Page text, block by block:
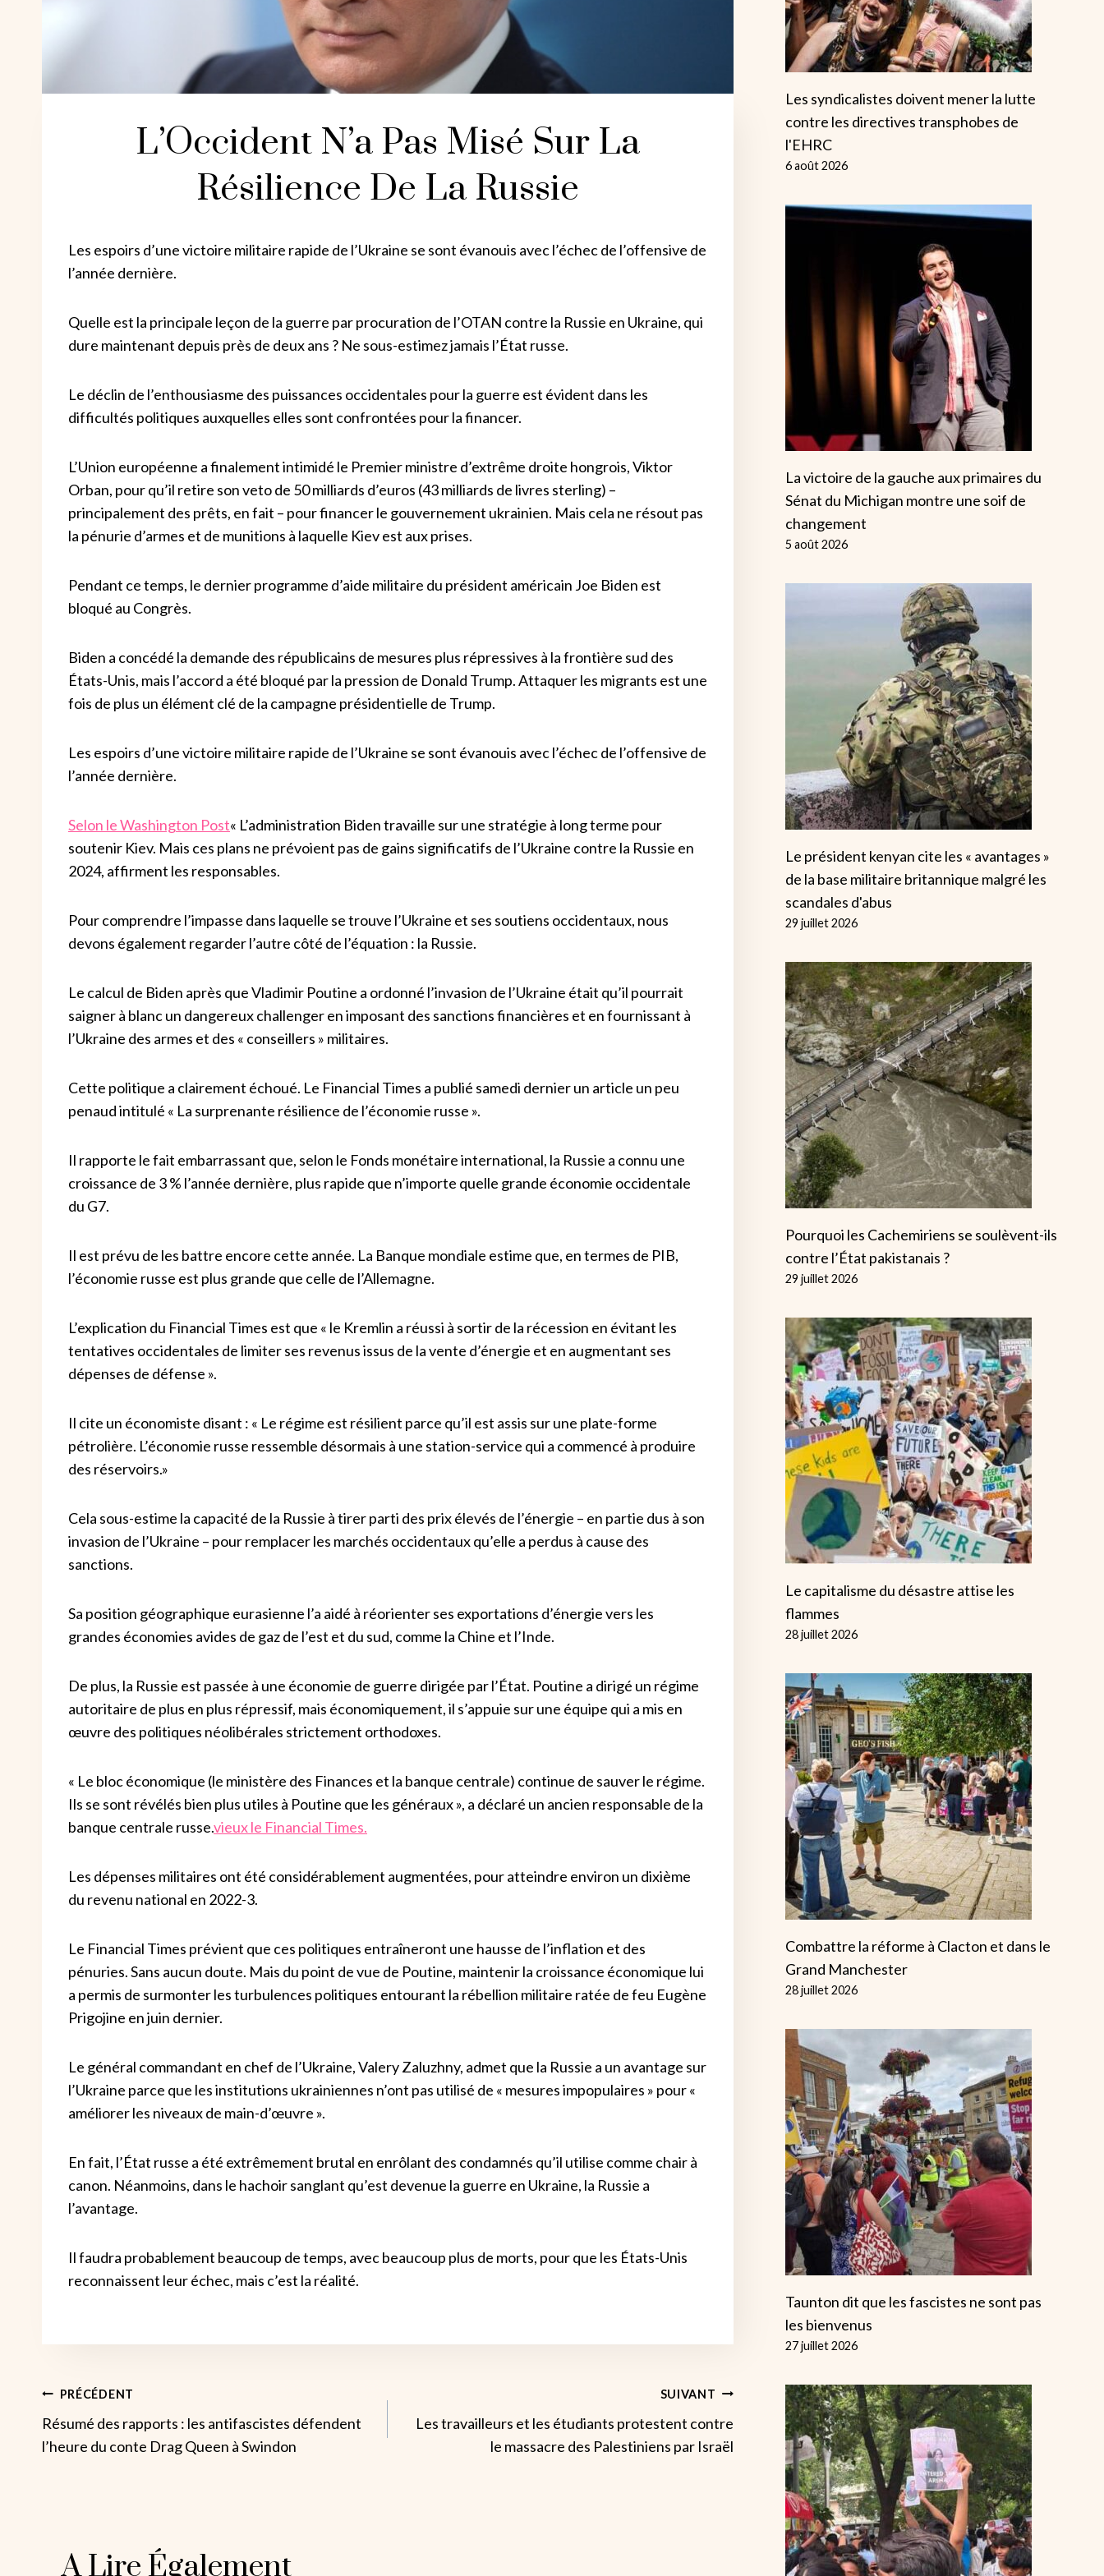
L’Occident N’a Pas Misé Sur La
Résilience De La Russie
Les espoirs d’une victoire militaire rapide de l’Ukraine se sont évanouis avec l’échec de l’offensive de
l’année dernière.
Quelle est la principale leçon de la guerre par procuration de l’OTAN contre la Russie en Ukraine, qui
dure maintenant depuis près de deux ans ? Ne sous-estimez jamais l’État russe.
Le déclin de l’enthousiasme des puissances occidentales pour la guerre est évident dans les
difficultés politiques auxquelles elles sont confrontées pour la financer.
L’Union européenne a finalement intimidé le Premier ministre d’extrême droite hongrois, Viktor
Orban, pour qu’il retire son veto de 50 milliards d’euros (43 milliards de livres sterling) –
principalement des prêts, en fait – pour financer le gouvernement ukrainien. Mais cela ne résout pas
la pénurie d’armes et de munitions à laquelle Kiev est aux prises.
Pendant ce temps, le dernier programme d’aide militaire du président américain Joe Biden est
bloqué au Congrès.
Biden a concédé la demande des républicains de mesures plus répressives à la frontière sud des
États-Unis, mais l’accord a été bloqué par la pression de Donald Trump. Attaquer les migrants est une
fois de plus un élément clé de la campagne présidentielle de Trump.
Les espoirs d’une victoire militaire rapide de l’Ukraine se sont évanouis avec l’échec de l’offensive de
l’année dernière.
Selon le Washington Post« L’administration Biden travaille sur une stratégie à long terme pour
soutenir Kiev. Mais ces plans ne prévoient pas de gains significatifs de l’Ukraine contre la Russie en
2024, affirment les responsables.
Pour comprendre l’impasse dans laquelle se trouve l’Ukraine et ses soutiens occidentaux, nous
devons également regarder l’autre côté de l’équation : la Russie.
Le calcul de Biden après que Vladimir Poutine a ordonné l’invasion de l’Ukraine était qu’il pourrait
saigner à blanc un dangereux challenger en imposant des sanctions financières et en fournissant à
l’Ukraine des armes et des « conseillers » militaires.
Cette politique a clairement échoué. Le Financial Times a publié samedi dernier un article un peu
penaud intitulé « La surprenante résilience de l’économie russe ».
Il rapporte le fait embarrassant que, selon le Fonds monétaire international, la Russie a connu une
croissance de 3 % l’année dernière, plus rapide que n’importe quelle grande économie occidentale
du G7.
Il est prévu de les battre encore cette année. La Banque mondiale estime que, en termes de PIB,
l’économie russe est plus grande que celle de l’Allemagne.
L’explication du Financial Times est que « le Kremlin a réussi à sortir de la récession en évitant les
tentatives occidentales de limiter ses revenus issus de la vente d’énergie et en augmentant ses
dépenses de défense ».
Il cite un économiste disant : « Le régime est résilient parce qu’il est assis sur une plate-forme
pétrolière. L’économie russe ressemble désormais à une station-service qui a commencé à produire
des réservoirs.»
Cela sous-estime la capacité de la Russie à tirer parti des prix élevés de l’énergie – en partie dus à son
invasion de l’Ukraine – pour remplacer les marchés occidentaux qu’elle a perdus à cause des
sanctions.
Sa position géographique eurasienne l’a aidé à réorienter ses exportations d’énergie vers les
grandes économies avides de gaz de l’est et du sud, comme la Chine et l’Inde.
De plus, la Russie est passée à une économie de guerre dirigée par l’État. Poutine a dirigé un régime
autoritaire de plus en plus répressif, mais économiquement, il s’appuie sur une équipe qui a mis en
œuvre des politiques néolibérales strictement orthodoxes.
« Le bloc économique (le ministère des Finances et la banque centrale) continue de sauver le régime.
Ils se sont révélés bien plus utiles à Poutine que les généraux », a déclaré un ancien responsable de la
banque centrale russe.vieux le Financial Times.
Les dépenses militaires ont été considérablement augmentées, pour atteindre environ un dixième
du revenu national en 2022-3.
Le Financial Times prévient que ces politiques entraîneront une hausse de l’inflation et des
pénuries. Sans aucun doute. Mais du point de vue de Poutine, maintenir la croissance économique lui
a permis de surmonter les turbulences politiques entourant la rébellion militaire ratée de feu Eugène
Prigojine en juin dernier.
Le général commandant en chef de l’Ukraine, Valery Zaluzhny, admet que la Russie a un avantage sur
l’Ukraine parce que les institutions ukrainiennes n’ont pas utilisé de « mesures impopulaires » pour «
améliorer les niveaux de main-d’œuvre ».
En fait, l’État russe a été extrêmement brutal en enrôlant des condamnés qu’il utilise comme chair à
canon. Néanmoins, dans le hachoir sanglant qu’est devenue la guerre en Ukraine, la Russie a
l’avantage.
Il faudra probablement beaucoup de temps, avec beaucoup plus de morts, pour que les États-Unis
reconnaissent leur échec, mais c’est la réalité.
Navigation
De
PRÉCÉDENT
Résumé des rapports : les antifascistes défendent
l’heure du conte Drag Queen à Swindon
SUIVANT
Les travailleurs et les étudiants protestent contre
le massacre des Palestiniens par Israël
A Lire Également
Les syndicalistes doivent mener la lutte
contre les directives transphobes de
l'EHRC
6 août 2026
La victoire de la gauche aux primaires du
Sénat du Michigan montre une soif de
changement
5 août 2026
Le président kenyan cite les « avantages »
de la base militaire britannique malgré les
scandales d'abus
29 juillet 2026
Pourquoi les Cachemiriens se soulèvent-ils
contre l’État pakistanais ?
29 juillet 2026
Le capitalisme du désastre attise les
flammes
28 juillet 2026
Combattre la réforme à Clacton et dans le
Grand Manchester
28 juillet 2026
Taunton dit que les fascistes ne sont pas
les bienvenus
27 juillet 2026